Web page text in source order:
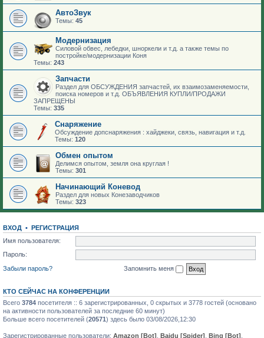
АвтоЗвук
Темы: 45
Модернизация
Силовой обвес, лебедки, шноркели и т.д. а также темы по
постройке/модернизации Коня
Темы: 243
Запчасти
Раздел для ОБСУЖДЕНИЯ запчастей, их взаимозаменяемости,
поиска номеров и т.д. ОБЪЯВЛЕНИЯ КУПЛИ/ПРОДАЖИ
ЗАПРЕЩЕНЫ
Темы: 335
Снаряжение
Обсуждение допснаряжения : хайджеки, связь, навигация и т.д.
Темы: 120
Обмен опытом
Делимся опытом, земля она круглая !
Темы: 301
Начинающий Коневод
Раздел для новых Конезаводчиков
Темы: 323
ВХОД • РЕГИСТРАЦИЯ
Имя пользователя:
Пароль:
Забыли пароль?
Запомнить меня
КТО СЕЙЧАС НА КОНФЕРЕНЦИИ
Всего 3784 посетителя :: 6 зарегистрированных, 0 скрытых и 3778 гостей (основано
на активности пользователей за последние 60 минут)
Больше всего посетителей (20571) здесь было 03/08/2026,12:30
Зарегистрированные пользователи: Amazon [Bot] Baidu [Spider] Bing [Bot]